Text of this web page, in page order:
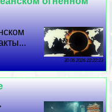
30 06 2026 22:22:23